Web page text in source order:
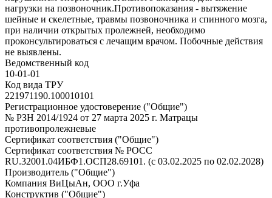
нагрузки на позвоночник.Противопоказания - вытяжение
шейные и скелетные, травмы позвоночника и спинного мозга,
при наличии открытых пролежней, необходимо
проконсультироваться с лечащим врачом. Побочные действия
не выявлены.
Ведомственный код
10-01-01
Код вида ТРУ
221971190.100010101
Регистрационное удостоверение ("Общие")
№ РЗН 2014/1924 от 27 марта 2025 г. Матрацы
противопролежневые
Сертификат соответствия ("Общие")
Сертификат соответствия № РОСС
RU.32001.04ИБФ1.ОСП28.69101. (с 03.02.2025 по 02.02.2028)
Производитель ("Общие")
Компания ВиЦыАн, ООО г.Уфа
Конструктив ("Общие")